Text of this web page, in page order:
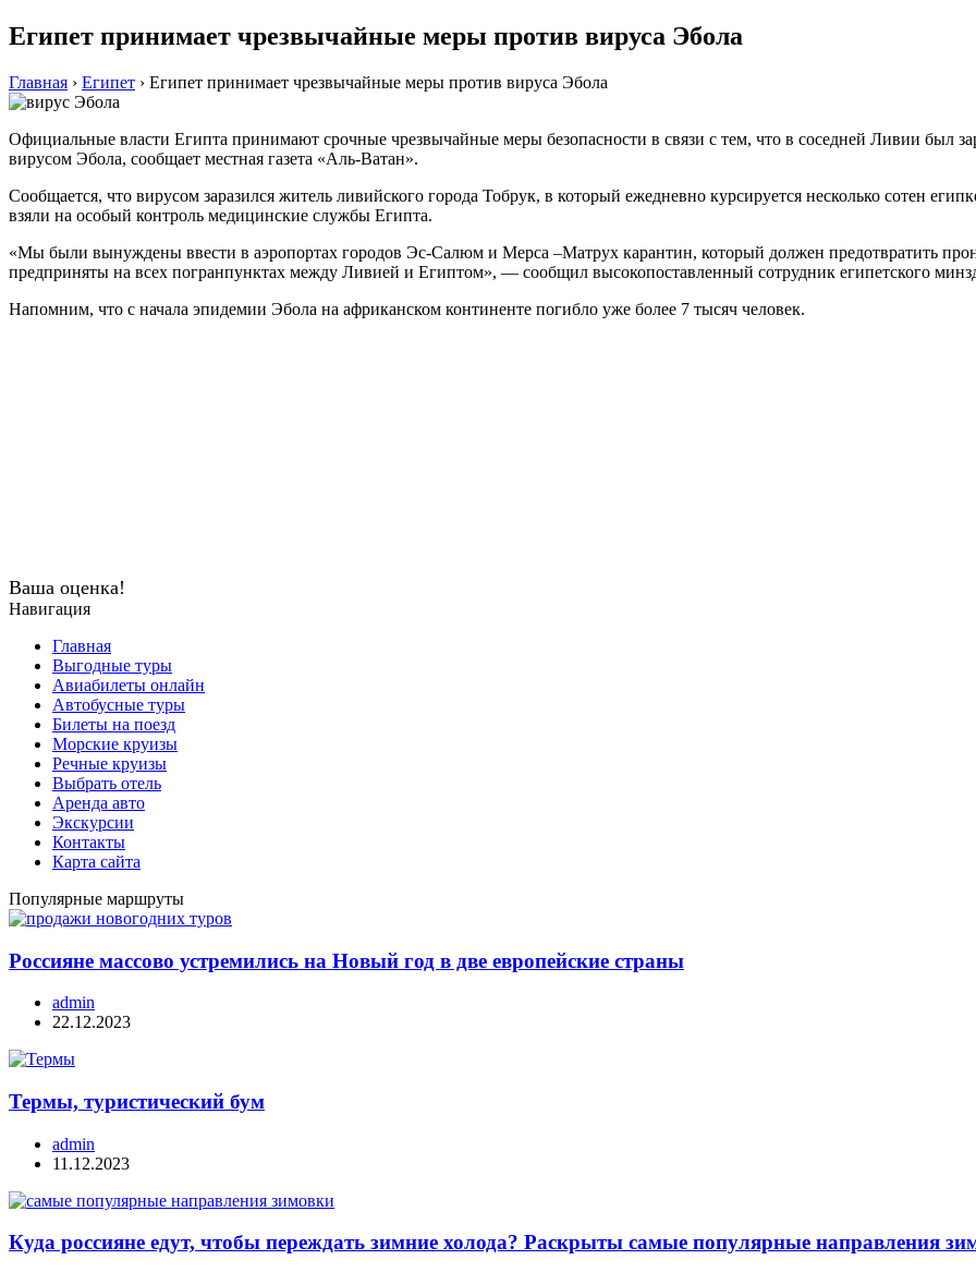
Египет принимает чрезвычайные меры против вируса Эбола
Главная › Египет › Египет принимает чрезвычайные меры против вируса Эбола
Официальные власти Египта принимают срочные чрезвычайные меры безопасности в связи с тем, что в соседней Ливии был
вирусом Эбола, сообщает местная газета «Аль-Ватан».
Сообщается, что вирусом заразился житель ливийского города Тобрук, в который ежедневно курсируется несколько сотен
взяли на особый контроль медицинские службы Египта.
«Мы были вынуждены ввести в аэропортах городов Эс-Салюм и Мерса –Матрух карантин, который должен предотвратить
предприняты на всех погранпунктах между Ливией и Египтом», — сообщил высокопоставленный сотрудник египетского
Напомним, что с начала эпидемии Эбола на африканском континенте погибло уже более 7 тысяч человек.
Ваша оценка!
Навигация
Главная
Выгодные туры
Авиабилеты онлайн
Автобусные туры
Билеты на поезд
Морские круизы
Речные круизы
Выбрать отель
Аренда авто
Экскурсии
Контакты
Карта сайта
Популярные маршруты
Россияне массово устремились на Новый год в две европейские страны
admin
22.12.2023
Термы, туристический бум
admin
11.12.2023
Куда россияне едут, чтобы переждать зимние холода? Раскрыты самые популярные направления